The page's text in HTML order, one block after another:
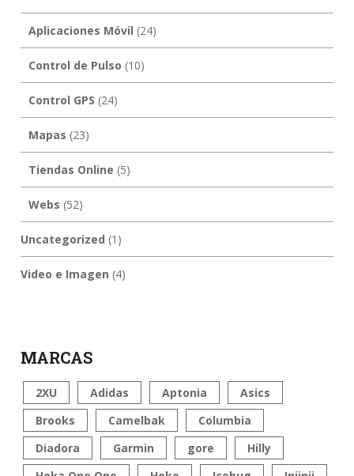
Aplicaciones Móvil (24)
Control de Pulso (10)
Control GPS (24)
Mapas (23)
Tiendas Online (5)
Webs (52)
Uncategorized (1)
Video e Imagen (4)
MARCAS
2XU Adidas Aptonia
Asics
Brooks
Camelbak
Columbia
Diadora
Garmin gore
Hilly